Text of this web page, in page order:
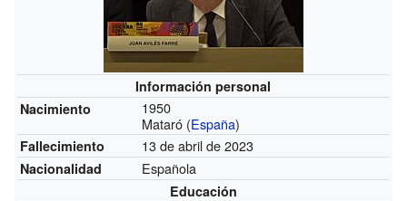
Información personal
Nacimiento
1950
Mataró (España)
Fallecimiento 13 de abril de 2023
Nacionalidad Española
Educación